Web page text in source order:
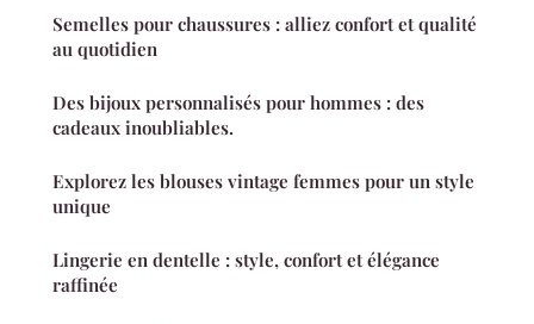
Semelles pour chaussures : alliez confort et qualité
au quotidien
Des bijoux personnalisés pour hommes : des
cadeaux inoubliables.
Explorez les blouses vintage femmes pour un style
unique
Lingerie en dentelle : style, confort et élégance
raffinée